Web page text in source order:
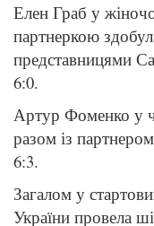
Елен Граб у
партнеркою
представницями
6:0.
Артур Фоменко у
разом із
6:3.
Загалом у
України провела